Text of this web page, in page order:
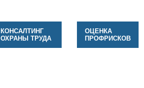
КОНСАЛТИНГ
ОХРАНЫ ТРУДА
ОЦЕНКА
ПРОФРИСКОВ